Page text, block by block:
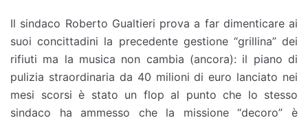
Il sindaco Roberto Gualtieri prova a far dimenticare ai
suoi concittadini la precedente gestione “grillina” dei
rifiuti ma la musica non cambia (ancora): il piano di
pulizia straordinaria da 40 milioni di euro lanciato nei
mesi scorsi è stato un flop al punto che lo stesso
sindaco ha ammesso che la missione “decoro” è